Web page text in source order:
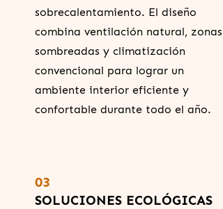
sobrecalentamiento. El diseño
combina ventilación natural, zonas
sombreadas y climatización
convencional para lograr un
ambiente interior eficiente y
confortable durante todo el año.
03
SOLUCIONES ECOLÓGICAS